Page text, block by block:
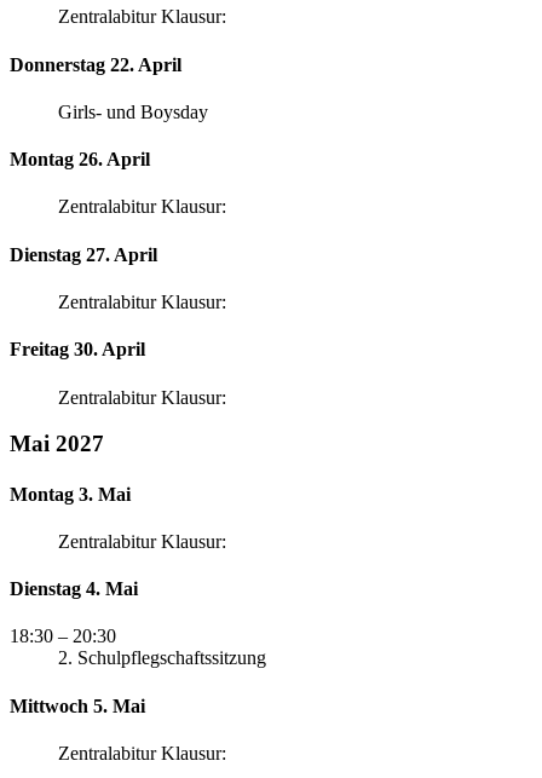
Zentralabitur Klausur:
Donnerstag 22. April
Girls- und Boysday
Montag 26. April
Zentralabitur Klausur:
Dienstag 27. April
Zentralabitur Klausur:
Freitag 30. April
Zentralabitur Klausur:
Mai 2027
Montag 3. Mai
Zentralabitur Klausur:
Dienstag 4. Mai
18:30 – 20:30
2. Schulpflegschaftssitzung
Mittwoch 5. Mai
Zentralabitur Klausur: